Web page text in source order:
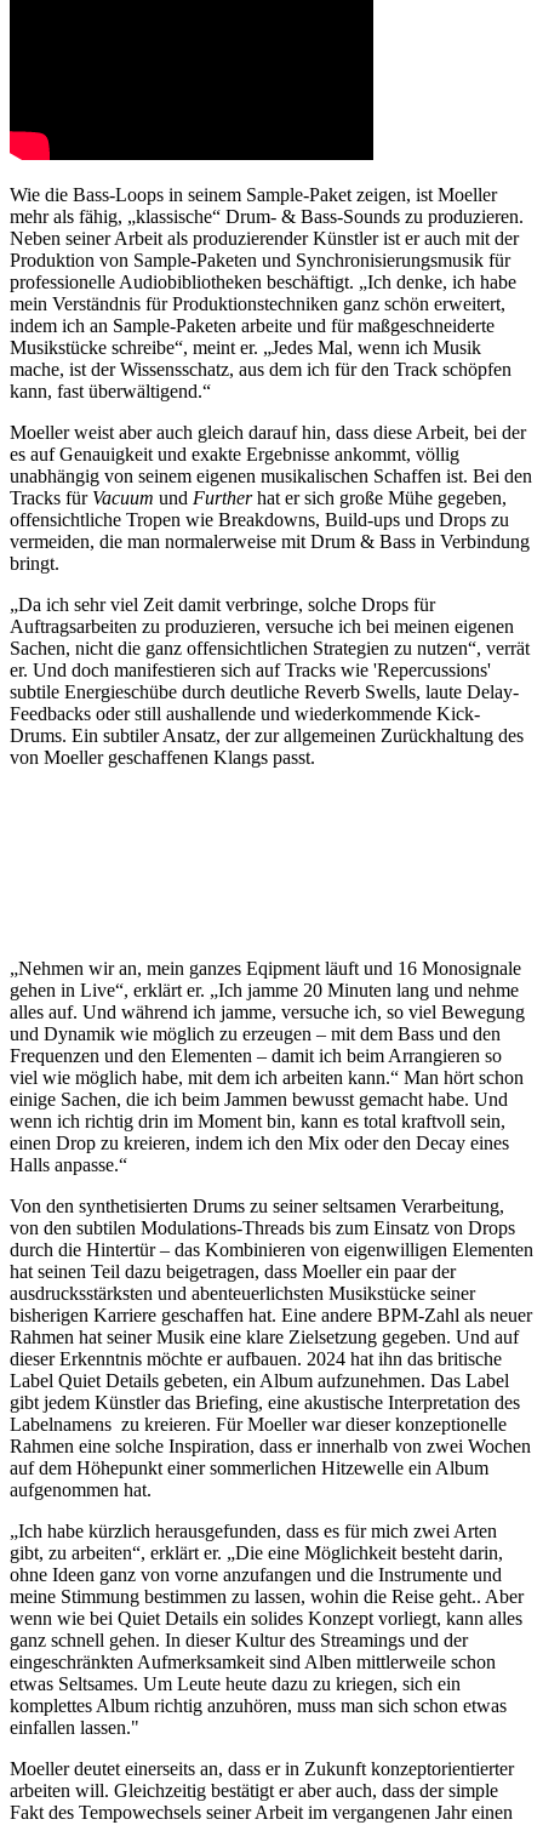
Wie die Bass-Loops in seinem Sample-Paket zeigen, ist Moeller
mehr als fähig, „klassische“ Drum- & Bass-Sounds zu produzieren.
Neben seiner Arbeit als produzierender Künstler ist er auch mit der
Produktion von Sample-Paketen und Synchronisierungsmusik für
professionelle Audiobibliotheken beschäftigt. „Ich denke, ich habe
mein Verständnis für Produktionstechniken ganz schön erweitert,
indem ich an Sample-Paketen arbeite und für maßgeschneiderte
Musikstücke schreibe“, meint er. „Jedes Mal, wenn ich Musik
mache, ist der Wissensschatz, aus dem ich für den Track schöpfen
kann, fast überwältigend.“
Moeller weist aber auch gleich darauf hin, dass diese Arbeit, bei der
es auf Genauigkeit und exakte Ergebnisse ankommt, völlig
unabhängig von seinem eigenen musikalischen Schaffen ist. Bei den
Tracks für Vacuum und Furtherhat er sich große Mühe gegeben,
offensichtliche Tropen wie Breakdowns, Build-ups und Drops zu
vermeiden, die man normalerweise mit Drum & Bass in Verbindung
bringt.
„Da ich sehr viel Zeit damit verbringe, solche Drops für
Auftragsarbeiten zu produzieren, versuche ich bei meinen eigenen
Sachen, nicht die ganz offensichtlichen Strategien zu nutzen“, verrät
er. Und doch manifestieren sich auf Tracks wie 'Repercussions'
subtile Energieschübe durch deutliche Reverb Swells, laute Delay-
Feedbacks oder still aushallende und wiederkommende Kick-
Drums. Ein subtiler Ansatz, der zur allgemeinen Zurückhaltung des
von Moeller geschaffenen Klangs passt.
„Nehmen wir an, mein ganzes Eqipment läuft und 16 Monosignale
gehen in Live“, erklärt er. „Ich jamme 20 Minuten lang und nehme
alles auf. Und während ich jamme, versuche ich, so viel Bewegung
und Dynamik wie möglich zu erzeugen – mit dem Bass und den
Frequenzen und den Elementen – damit ich beim Arrangieren so
viel wie möglich habe, mit dem ich arbeiten kann.“ Man hört schon
einige Sachen, die ich beim Jammen bewusst gemacht habe. Und
wenn ich richtig drin im Moment bin, kann es total kraftvoll sein,
einen Drop zu kreieren, indem ich den Mix oder den Decay eines
Halls anpasse.“
Von den synthetisierten Drums zu seiner seltsamen Verarbeitung,
von den subtilen Modulations-Threads bis zum Einsatz von Drops
durch die Hintertür – das Kombinieren von eigenwilligen Elementen
hat seinen Teil dazu beigetragen, dass Moeller ein paar der
ausdrucksstärksten und abenteuerlichsten Musikstücke seiner
bisherigen Karriere geschaffen hat. Eine andere BPM-Zahl als neuer
Rahmen hat seiner Musik eine klare Zielsetzung gegeben. Und auf
dieser Erkenntnis möchte er aufbauen. 2024 hat ihn das britische
Label Quiet Details gebeten, ein Album aufzunehmen. Das Label
gibt jedem Künstler das Briefing, eine akustische Interpretation des
Labelnamens zu kreieren. Für Moeller war dieser konzeptionelle
Rahmen eine solche Inspiration, dass er innerhalb von zwei Wochen
auf dem Höhepunkt einer sommerlichen Hitzewelle ein Album
aufgenommen hat.
„Ich habe kürzlich herausgefunden, dass es für mich zwei Arten
gibt, zu arbeiten“, erklärt er. „Die eine Möglichkeit besteht darin,
ohne Ideen ganz von vorne anzufangen und die Instrumente und
meine Stimmung bestimmen zu lassen, wohin die Reise geht.. Aber
wenn wie bei Quiet Details ein solides Konzept vorliegt, kann alles
ganz schnell gehen. In dieser Kultur des Streamings und der
eingeschränkten Aufmerksamkeit sind Alben mittlerweile schon
etwas Seltsames. Um Leute heute dazu zu kriegen, sich ein
komplettes Album richtig anzuhören, muss man sich schon etwas
einfallen lassen."
Moeller deutet einerseits an, dass er in Zukunft konzeptorientierter
arbeiten will. Gleichzeitig bestätigt er aber auch, dass der simple
Fakt des Tempowechsels seiner Arbeit im vergangenen Jahr einen